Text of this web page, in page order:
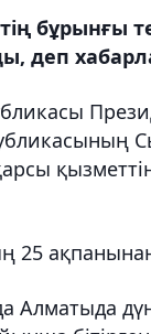
бұрынғы
деп